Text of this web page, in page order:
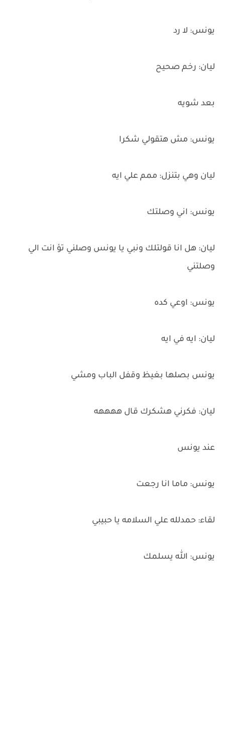
يونس: لا رد
ليان: رخم صحيح
بعد شويه
يونس: مش هتقولي شكرا
ليان وهي بتنزل: ممم علي ايه
يونس: اني وصلتك
ليان: هل انا قولتلك ونبي يا يونس وصلني تؤ انت الي
وصلتني
يونس: اوعي كده
ليان: ايه في ايه
يونس بصلها بغيظ وقفل الباب ومشي
ليان: فكرني هشكرك قال ههههه
عند يونس
يونس: ماما انا رجعت
لقاء: حمدلله علي السلامه يا حبيبي
يونس: الله يسلمك